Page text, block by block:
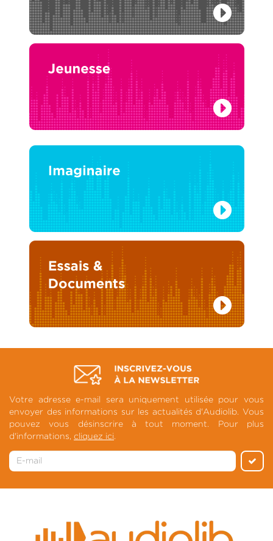
Votre adresse e-mail sera uniquement utilisée pour vous
envoyer des informations sur les actualités d'Audiolib. Vous
pouvez vous désinscrire à tout moment. Pour plus
d'informations, cliquez ici.